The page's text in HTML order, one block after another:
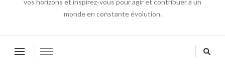
monde en constante évolution.